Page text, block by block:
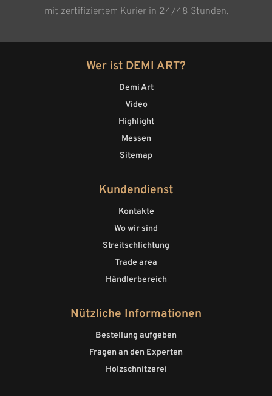
mit zertifiziertem Kurier in 24/48 Stunden.
Wer ist DEMI ART?
Demi Art
Video
Highlight
Messen
Sitemap
Kundendienst
Kontakte
Wo wir sind
Streitschlichtung
Trade area
Händlerbereich
Nützliche Informationen
Bestellung aufgeben
Fragen an den Experten
Holzschnitzerei